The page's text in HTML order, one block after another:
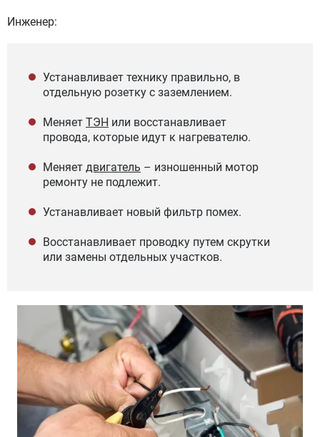
Инженер:
Устанавливает технику правильно, в
отдельную розетку с заземлением.
Меняет ТЭН или восстанавливает
провода, которые идут к нагревателю.
Меняет двигатель – изношенный мотор
ремонту не подлежит.
Устанавливает новый фильтр помех.
Восстанавливает проводку путем скрутки
или замены отдельных участков.